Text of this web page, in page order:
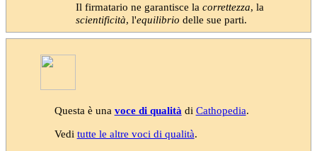
Il firmatario ne garantisce la correttezza, la
scientificità, l'equilibrio delle sue parti.
Questa è una voce di qualità di Cathopedia.
Vedi tutte le altre voci di qualità.